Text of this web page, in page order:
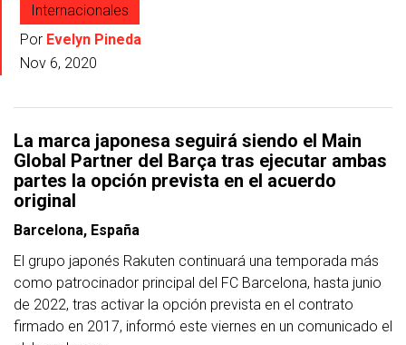
Internacionales
Por Evelyn Pineda
Nov 6, 2020
La marca japonesa seguirá siendo el Main
Global Partner del Barça tras ejecutar ambas
partes la opción prevista en el acuerdo
original
Barcelona, España
El grupo japonés Rakuten continuará una temporada más
como patrocinador principal del FC Barcelona, hasta junio
de 2022, tras activar la opción prevista en el contrato
firmado en 2017, informó este viernes en un comunicado el